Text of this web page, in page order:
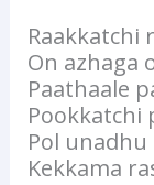
Raakkatchi
On azhaga
Paathaale
Pookkatchi
Pol unadhu
Kekkama